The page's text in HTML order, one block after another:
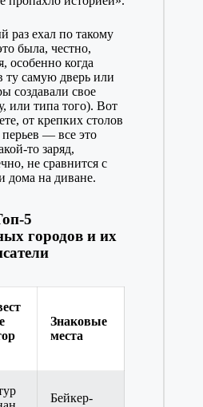
раз ехал по такому
была, честно,
особенно когда
ту самую дверь или
создавали свое
или типа того). Вот
от крепких столов
— все это
то заряд,
не сравнится с
дома на диване.
5
городов и их
Знаковые
места
Бейкер-